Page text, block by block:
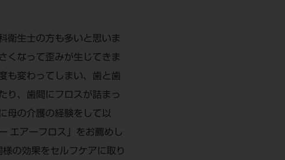
衛生士の方も多いと思いま
くなって歪みが生じてきま
も変わってしまい、歯と歯
り、歯間にフロスが詰まっ
母の介護の経験をして以
エアーフロス」をお薦めし
の効果をセルフケアに取り